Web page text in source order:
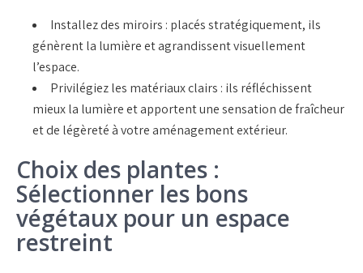
Installez des miroirs : placés stratégiquement, ils
génèrent la lumière et agrandissent visuellement
l’espace.
Privilégiez les matériaux clairs : ils réfléchissent
mieux la lumière et apportent une sensation de fraîcheur
et de légèreté à votre aménagement extérieur.
Choix des plantes :
Sélectionner les bons
végétaux pour un espace
restreint